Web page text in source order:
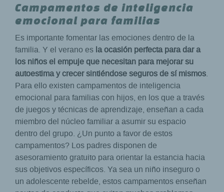
Campamentos de inteligencia
emocional para familias
Es importante fomentar las emociones dentro de la
familia. Y el verano es la ocasión perfecta para dar a
los niños el empuje que necesitan para mejorar su
autoestima y crecer sintiéndose seguros de sí mismos.
Para ello existen campamentos de inteligencia
emocional para familias con hijos, en los que a través
de juegos y técnicas de aprendizaje, enseñan a cada
miembro del núcleo familiar a asumir su espacio
dentro del grupo. ¿Un punto a favor de estos
campamentos? Los padres disponen de
asesoramiento gratuito para orientar la estancia hacia
sus objetivos específicos. Ya sea un niño inseguro o
un adolescente rebelde, estos campamentos enseñan